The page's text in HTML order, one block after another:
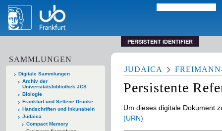
PERSISTENT IDENTIFIER
SAMMLUNGEN
Digitale Sammlungen
Archiv der
Universitätsbibliothek JCS
Biologie
Frankfurt und Seltene Drucke
Handschriften und Inkunabeln
Judaica
Compact Memory
JUDAICA
Persistente
Um dieses digitale Dokument
(URN)